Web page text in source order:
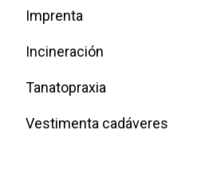
Imprenta
Incineración
Tanatopraxia
Vestimenta cadáveres